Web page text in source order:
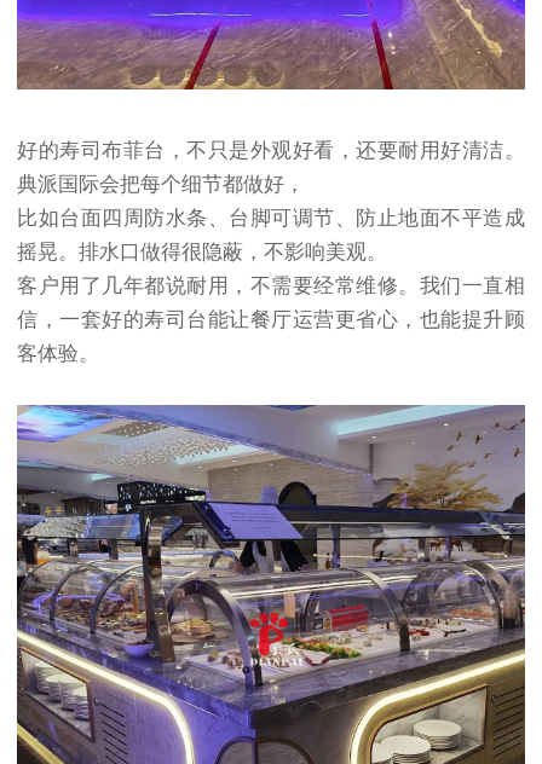
好的寿司布菲台，不只是外观好看，还要耐用好清洁。
典派国际会把每个细节都做好，
比如台面四周防水条、台脚可调节、防止地面不平造成
摇晃。排水口做得很隐蔽，不影响美观。
客户用了几年都说耐用，不需要经常维修。我们一直相
信，一套好的寿司台能让餐厅运营更省心，也能提升顾
客体验。